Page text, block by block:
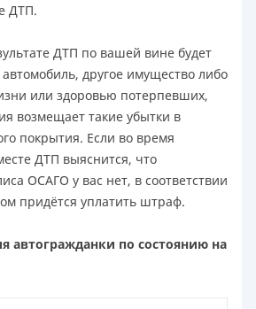
ДТП.
ДТП по вашей вине будет
другое имущество либо
или здоровью потерпевших,
возмещает такие убытки в
покрытия. Если во время
ДТП выяснится, что
ОСАГО у вас нет, в соответствии
придётся уплатить штраф.
автогражданки по состоянию на